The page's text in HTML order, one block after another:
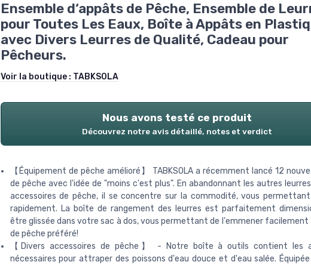
Ensemble d‘appâts de Pêche, Ensemble de
pour Toutes Les Eaux, Boîte à Appâts en
avec Divers Leurres de Qualité, Cadeau pour
Pêcheurs.
Voir la boutique : TABKSOLA
Nous avons testé ce produit
Découvrez notre avis détaillé, notes et verdict
【Équipement de pêche amélioré】 TABKSOLA a récemment lancé 12
de pêche avec l'idée de "moins c'est plus". En abandonnant les autres
accessoires de pêche, il se concentre sur la commodité, vous
rapidement. La boîte de rangement des leurres est parfaitement
être glissée dans votre sac à dos, vous permettant de l'emmener facilement
de pêche préféré!
【Divers accessoires de pêche】 - Notre boîte à outils contient les
nécessaires pour attraper des poissons d'eau douce et d'eau salée. Équipée